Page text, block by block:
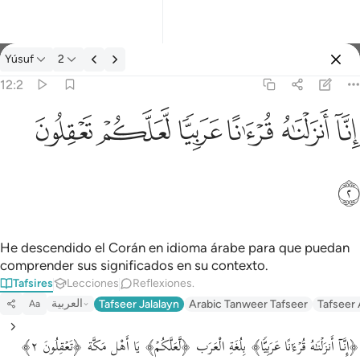
Tafsir: Yúsuf 12:2
Yúsuf 2
12:2
انا انزلناه قرانا عربيا لعلكم تعقلون ٢
إِنَّآ أَنزَلْنَـٰهُ قُرْءَٰنًا عَرَبِيًّۭا لَّعَلَّكُمْ تَعْقِلُونَ ٢
ﲙﲚﲛﲜﲝﲞ
ﲟ
He descendido el Corán en idioma árabe para que puedan
comprender sus significados en su contexto.
Tafsires Lecciones Reflexiones.
Aa العربية Tafseer Jalalayn Arabic Tanweer Tafseer Tafseer
﴿إِنَّاۤ أَنزَلۡنَـٰهُ قُرۡءَ ٰ⁠ نًا عَرَبِیࣰّا﴾ بِلُغَةِ الْعَرَب ﴿لَّعَلَّكُمۡ﴾ يَا أَهْل مَكَّة ﴿تَعۡقِلُونَ ٢﴾